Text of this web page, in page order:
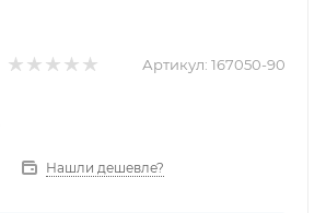
Артикул: 167050-90
Нашли дешевле?